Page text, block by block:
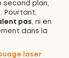
second plan,
Pourtant,
pas, ni en
dans la
laser